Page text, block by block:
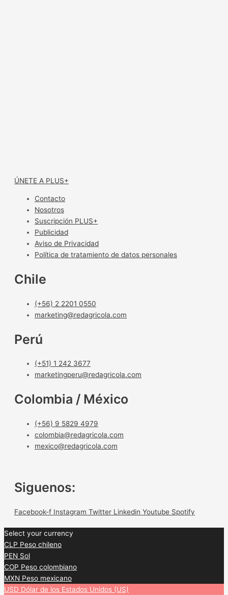
ÚNETE A PLUS+
Contacto
Nosotros
Suscripción PLUS+
Publicidad
Aviso de Privacidad
Política de tratamiento de datos personales
Chile
(+56) 2 2201 0550
marketing@redagricola.com
Perú
(+51) 1 242 3677
marketingperu@redagricola.com
Colombia / México
(+56) 9 5829 4979
colombia@redagricola.com
mexico@redagricola.com
Siguenos:
Facebook-f Instagram Twitter Linkedin Youtube Spotify
Select your currency
CLP Peso chileno
PEN Sol
COP Peso colombiano
MXN Peso mexicano
USD Dólar de los Estados Unidos (US)